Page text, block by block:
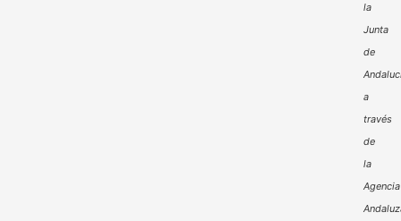
la
Junta
de
a
través
de
la
Agencia